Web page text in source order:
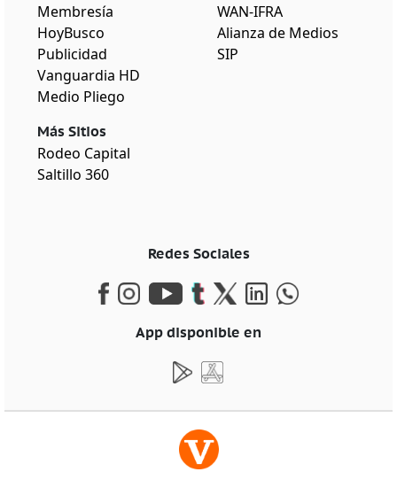
Membresía
HoyBusco
Publicidad
Vanguardia HD
Medio Pliego
Más Sitios
Rodeo Capital
Saltillo 360
WAN-IFRA
Alianza de Medios
SIP
Redes Sociales
App disponible en